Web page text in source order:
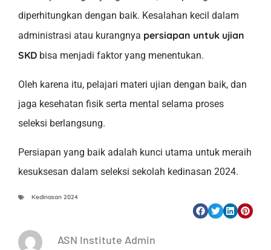
diperhitungkan dengan baik. Kesalahan kecil dalam
administrasi atau kurangnya persiapan untuk ujian
SKD bisa menjadi faktor yang menentukan.
Oleh karena itu, pelajari materi ujian dengan baik, dan
jaga kesehatan fisik serta mental selama proses
seleksi berlangsung.
Persiapan yang baik adalah kunci utama untuk meraih
kesuksesan dalam seleksi sekolah kedinasan 2024.
Kedinasan 2024
ASN Institute Admin